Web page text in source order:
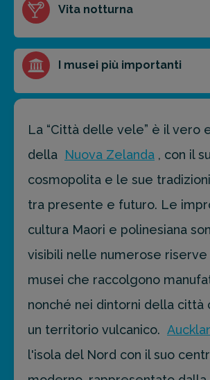
Vita notturna
I musei più importanti
La “Città delle vele” è il vero
della Nuova Zelanda , con il
cosmopolita e le sue
tra presente e futuro. Le
cultura Maori e polinesiana
visibili nelle numerose riserve
musei che raccolgono
nonché nei dintorni della città
un territorio vulcanico.
l'isola del Nord con il suo